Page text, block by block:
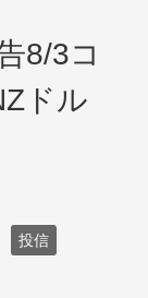
8/3コ
ドル
投信